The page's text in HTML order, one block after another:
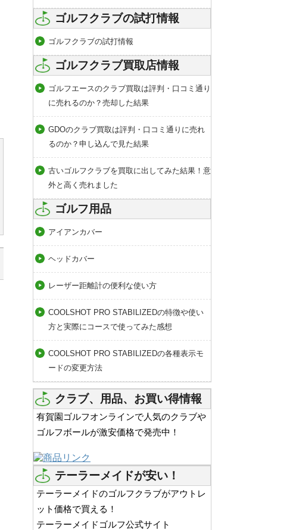
ゴルフクラブの試打情報
ゴルフクラブの試打情報
ゴルフクラブ買取店情報
ゴルフエースのクラブ買取は評判・口コミ通り
に売れるのか？売却した結果
GDOのクラブ買取は評判・口コミ通りに売れ
るのか？申し込んで見た結果
古いゴルフクラブを買取に出してみた結果！意
外と高く売れました
ゴルフ用品
アイアンカバー
ヘッドカバー
レーザー距離計の便利な使い方
COOLSHOT PRO STABILIZEDの特徴や使い
方と実際にコースで使ってみた感想
COOLSHOT PRO STABILIZEDの各種表示モ
ードの変更方法
クラブ、用品、お買い得情報
有賀園ゴルフオンラインで人気のクラブや
ゴルフボールが激安価格で発売中！
テーラーメイドが安い！
テーラーメイドのゴルフクラブがアウトレ
ット価格で買える！
テーラーメイドゴルフ公式サイト